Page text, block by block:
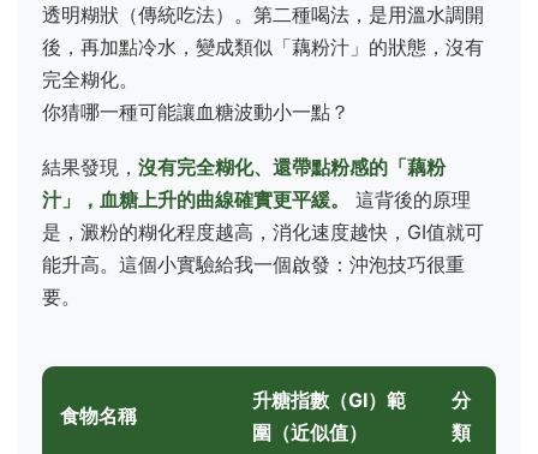
透明糊狀（傳統吃法）。第二種喝法，是用溫水調開
後，再加點冷水，變成類似「藕粉汁」的狀態，沒有
完全糊化。
你猜哪一種可能讓血糖波動小一點？
結果發現， 沒有完全糊化、還帶點粉感的「藕粉
汁」，血糖上升的曲線確實更平緩。
這背後的原理
是，澱粉的糊化程度越高，消化速度越快，GI值就可
能升高。這個小實驗給我一個啟發：沖泡技巧很重
要。
食物名稱
升糖指數（GI）範
圍（近似值）
分
類